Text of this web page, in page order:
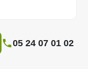
05 24 07 01 02